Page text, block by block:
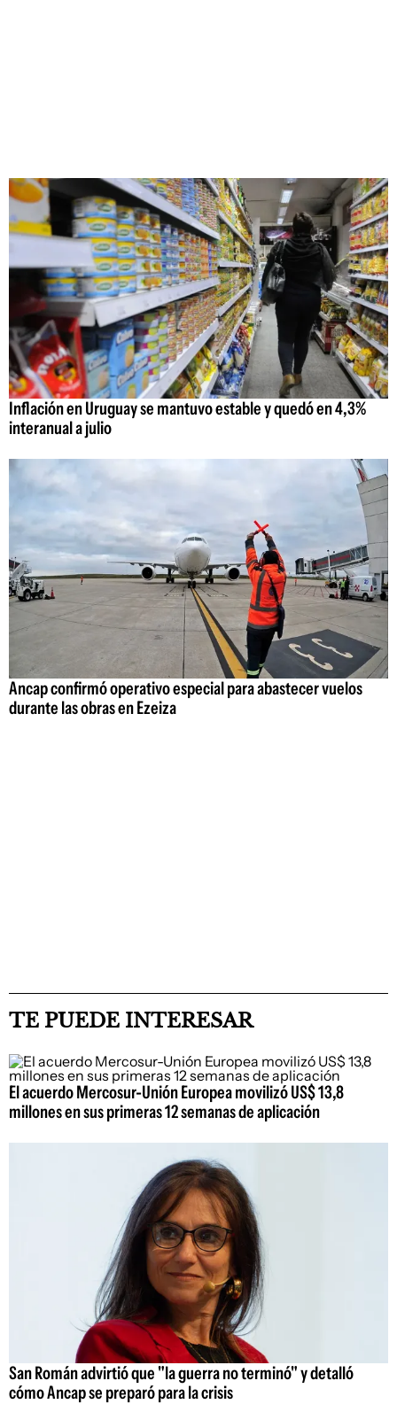
Inflación en Uruguay se mantuvo estable y quedó en 4,3%
interanual a julio
Ancap confirmó operativo especial para abastecer vuelos
durante las obras en Ezeiza
TE PUEDE INTERESAR
El acuerdo Mercosur-Unión Europea movilizó US$ 13,8
millones en sus primeras 12 semanas de aplicación
San Román advirtió que "la guerra no terminó" y detalló
cómo Ancap se preparó para la crisis